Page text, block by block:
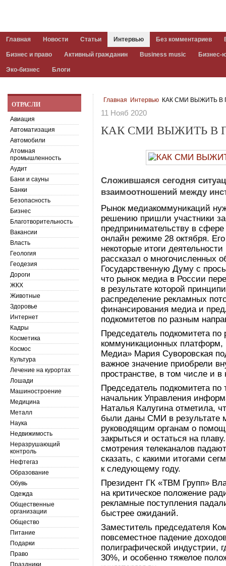
Главная Новости Статьи Интервью Без комментариев
Бизнес и право Активный гражданин Business music Бизнес-
Эко-бизнес Блоги
Главная Интервью КАК СМИ ВЫЖИТЬ
11 Нояб 2020
КАК СМИ ВЫЖИТЬ В
Сложившаяся сегодня
взаимоотношений между
Рынок медиакоммуникаций
решению пришли участники
предпринимательству в
онлайн режиме 28 октября.
некоторые итоги
рассказал о многочисленных
Государственную Думу с
что рынок медиа в России
в результате которой
распределение рекламных
финансирования медиа и
подкомитетов по разным
Председатель подкомитета
коммуникационных платформ,
Медиа» Мария Суворовская
важное значение приобрели
пространстве, в том числе и
Председатель подкомитета
начальник Управления
Наталья Калугина отметила,
были даны СМИ в результате
руководящим органам о
закрыться и остаться на
смотрения телеканалов
сказать, с какими итогами
к следующему году.
Президент ГК «ТВМ Групп»
на критическое положение
рекламные поступления
быстрее ожиданий.
Заместитель председателя
повсеместное падение
полиграфической индустрии,
30%, и особенно тяжелое
ОТРАСЛИ
Авиация
Автоматизация
Автомобили
Атомная
промышленность
Аудит
Бани и сауны
Банки
Безопасность
Бизнес
Благотворительность
Вакансии
Власть
Геология
Геодезия
Дороги
ЖКХ
Животные
Здоровье
Интернет
Кадры
Косметика
Космос
Культура
Лечение на курортах
Лошади
Машиностроение
Медицина
Металл
Наука
Недвижимость
Неразрушающий
контроль
Нефтегаз
Образование
Обувь
Одежда
Общественные
организации
Общество
Питание
Подарки
Право
Праздники